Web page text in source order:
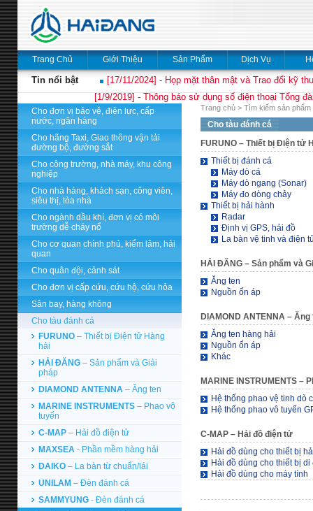
Trang Chủ Giới Thiệu Sản Phẩm Dịch Vụ
Tin nổi bật
[17/11/2024] - Họp mặt thân mật và Trao đổi kỹ
[1/9/2019] - Thông báo sử dụng số điện thoại Tổng
Cho đơn vị bảo vệ, điện lực, cấp
nước, ngân hàng
Cho hãng Taxi, Giao thông vận tải
đường bộ, đường sắt
Cho công trường, nhà máy, khu công
nghiệp
Cho nhà hàng, khách sạn, công viên,
siêu thị, tòa nhà
Cho ngành dầu khí, đơn vị có môi
trường dễ cháy nổ
Cho cơ quan chính phủ, kiểm lâm, hải
quan
Cho quân đội, cảnh sát
Cho đơn vị cấp cứu, cứu hộ, cứu hỏa
Sân bay, hàng không
Cho tàu đánh cá
FURUNO – Thiết bị Điện tử Hàng
hải
HẢI ĐĂNG – Sản phẩm và Giải
pháp
DIAMOND ANTENNA – Ăng ten
MARINE INSTRUMENTS – Phao vô
tuyến
C-MAP – Hải đồ điện tử
MAXSEA - Phần mềm hàng hải
DAIKO – La bàn từ chuẩn/lái
UNILAM – Đèn đánh cá
SAMMYUNG - Đèn đánh cá
Trang chủ > Tìm kiếm sản phẩm
Cho tàu đánh cá
FURUNO – Thiết bị Điện tử
Thiết bị đánh cá
Máy dò cá
Máy dò ngang (Sonar)
Máy đo dòng chảy
Thiết bị hải hành
Radar
Định vị GPS, hải đồ
La bàn vệ tinh và điện
HẢI ĐĂNG – Sản phẩm và
Ăng ten
Nguồn ổn áp
DIAMOND ANTENNA – Ăng
Ăng ten hàng hải
Nguồn ổn áp
Khác
MARINE INSTRUMENTS –
Hệ thống phao vệ tinh dò
Hệ thống phao vô tuyến
C-MAP – Hải đồ điện tử
Hải đồ dùng cho thiết bị
Hải đồ dùng cho thiết bị di
Hải đồ dùng cho máy tính